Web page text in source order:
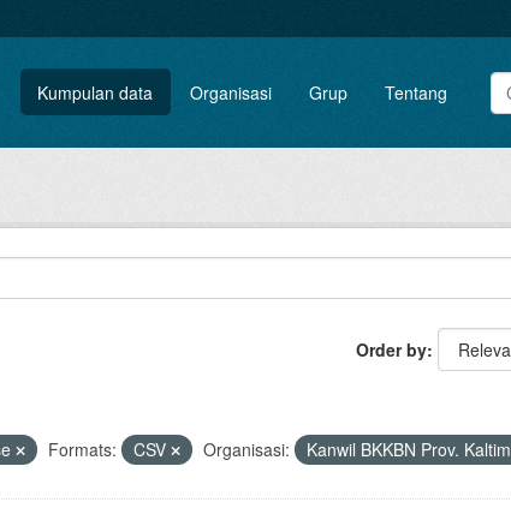
Kumpulan data Organisasi Grup Tentang
Order by
Formats: CSV Organisasi: Kanwil BKKBN Prov. Kaltim